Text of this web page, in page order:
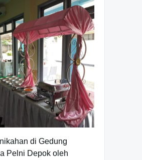
di Gedung
Pelni Depok oleh